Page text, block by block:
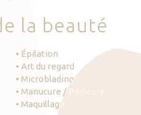
e la beauté
• Épilation
• Art du regard
• Microblading
• Manucure / Pédicure
• Maquillage